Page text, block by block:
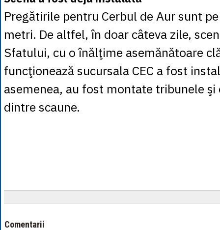
Pregătirile pentru Cerbul de Aur sunt
metri. De altfel, în doar câteva zile,
Sfatului, cu o înălţime asemănătoare
funcţionează sucursala CEC a fost
asemenea, au fost montate tribunele
dintre scaune.
Comentarii